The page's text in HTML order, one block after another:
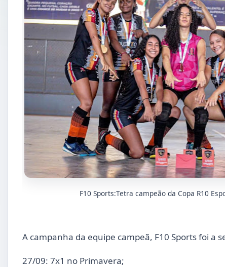
F10 Sports:Tetra campeão da Copa R10
A campanha da equipe campeã, F10 Sports foi a
27/09: 7x1 no Primavera;